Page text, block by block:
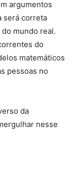
argumentos
será correta
mundo real.
do
matemáticos
pessoas no
da
nesse